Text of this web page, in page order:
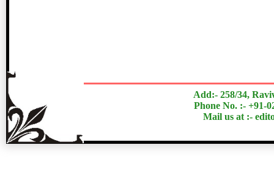
Add:- 258/34,
Phone No. :- +91-
Mail us at :-